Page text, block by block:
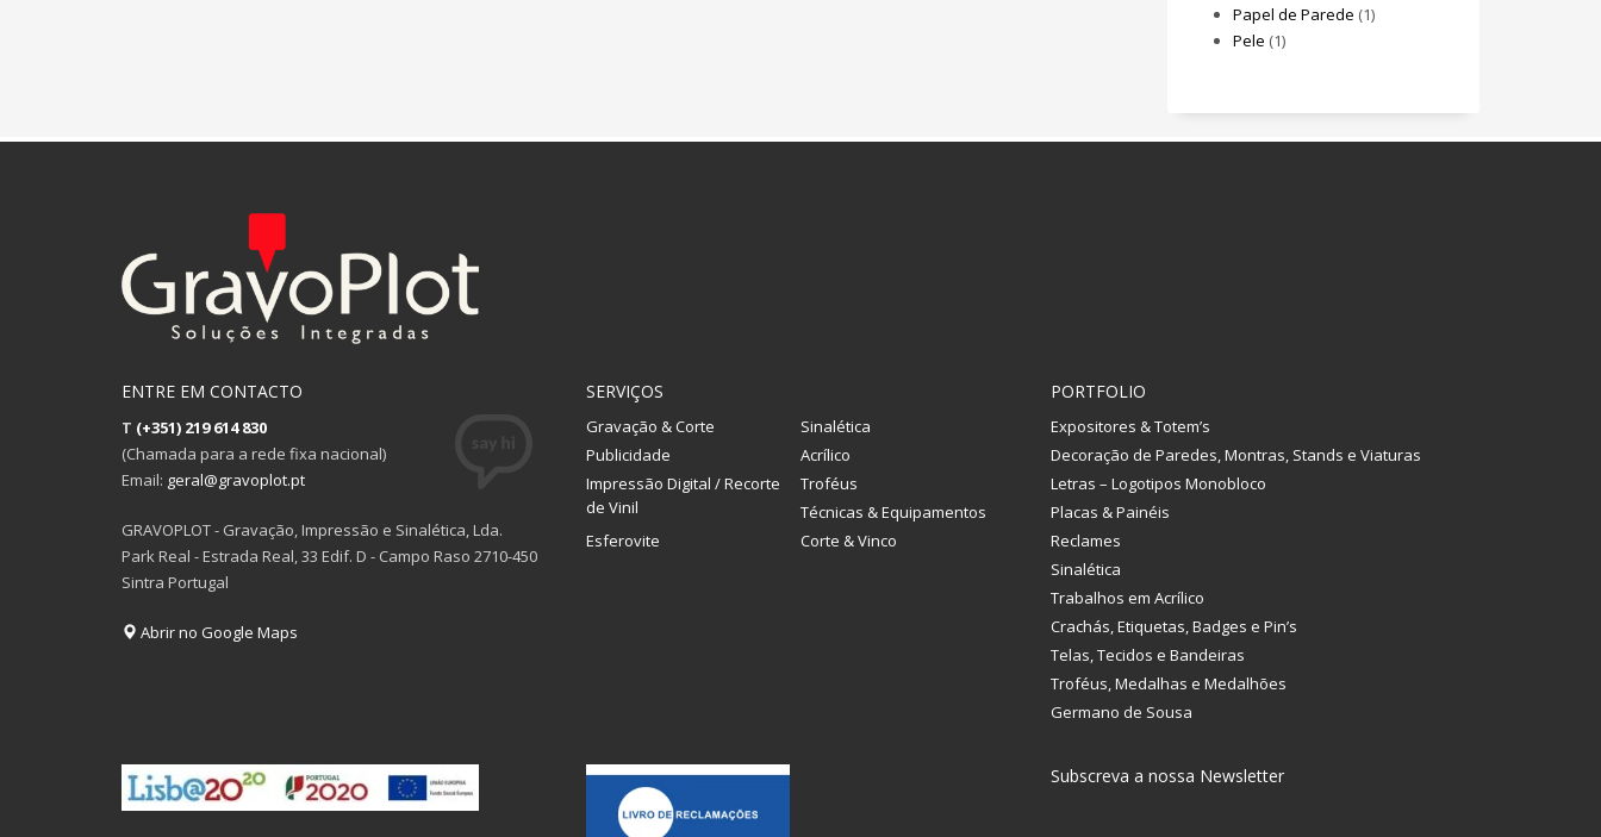
Papel de Parede (1)
Pele (1)
ENTRE EM CONTACTO
T (+351) 219 614 830
(Chamada para a rede fixa nacional)
Email: geral@gravoplot.pt
GRAVOPLOT - Gravação, Impressão e Sinalética, Lda.
Park Real - Estrada Real, 33 Edif. D - Campo Raso 2710-450
Sintra Portugal
Abrir no Google Maps
SERVIÇOS
Gravação & Corte
Sinalética
Publicidade
Acrílico
Impressão Digital / Recorte
de Vinil
Troféus
Técnicas & Equipamentos
Esferovite
Corte & Vinco
PORTFOLIO
Expositores & Totem’s
Decoração de Paredes, Montras, Stands e Viaturas
Letras – Logotipos Monobloco
Placas & Painéis
Reclames
Sinalética
Trabalhos em Acrílico
Crachás, Etiquetas, Badges e Pin’s
Telas, Tecidos e Bandeiras
Troféus, Medalhas e Medalhões
Germano de Sousa
Subscreva a nossa Newsletter